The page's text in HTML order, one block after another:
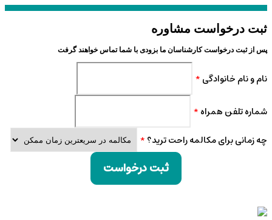
ثبت درخواست مشاوره
پس از ثبت درخواست کارشناسان ما بزودی با شما تماس خواهند گرفت
نام و نام خانوادگی *
شماره تلفن همراه *
چه زمانی برای مکالمه راحت ترید؟ *
ثبت درخواست